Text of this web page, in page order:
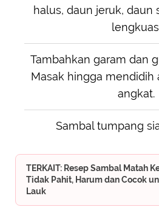
halus, daun jeruk, daun
Tambahkan garam dan
Masak hingga mendidih
angkat.
Sambal tumpang
TERKAIT: Resep Sambal Matah
Tidak Pahit, Harum dan Cocok
Lauk